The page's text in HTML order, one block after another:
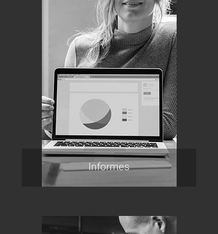
Informes